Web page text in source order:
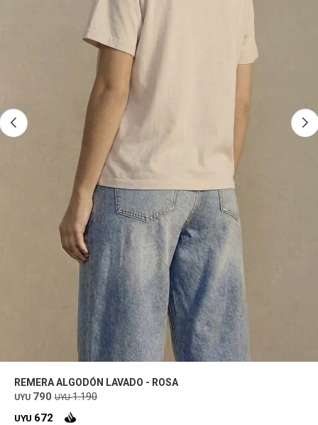
REMERA ALGODÓN LAVADO - ROSA
UYU 790 UYU 1.190
UYU 672